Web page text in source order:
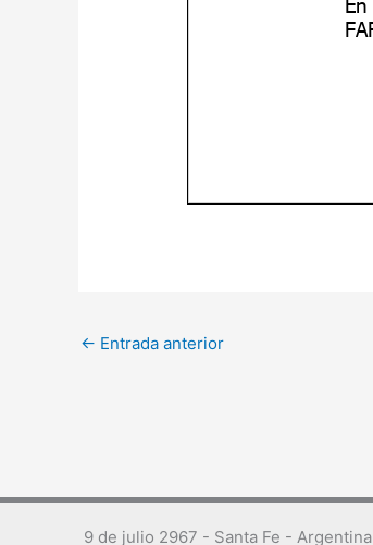
← Entrada anterior
9 de julio 2967 - Santa Fe - Argentina